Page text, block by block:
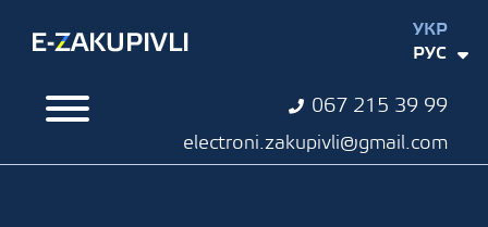
067 215 39 99
electroni.zakupivli@gmail.com
УКР
РУС